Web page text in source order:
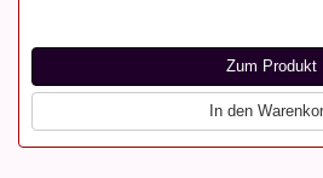
Zum Produkt
In den